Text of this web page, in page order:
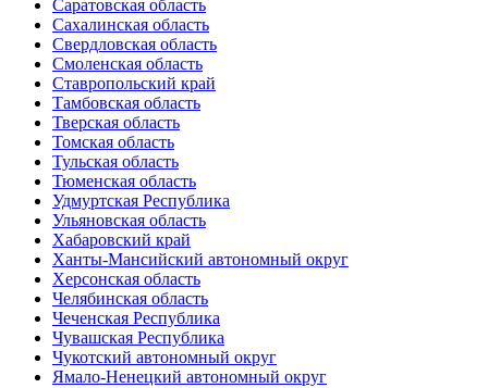
Саратовская область
Сахалинская область
Свердловская область
Смоленская область
Ставропольский край
Тамбовская область
Тверская область
Томская область
Тульская область
Тюменская область
Удмуртская Республика
Ульяновская область
Хабаровский край
Ханты-Мансийский автономный округ
Херсонская область
Челябинская область
Чеченская Республика
Чувашская Республика
Чукотский автономный округ
Ямало-Ненецкий автономный округ